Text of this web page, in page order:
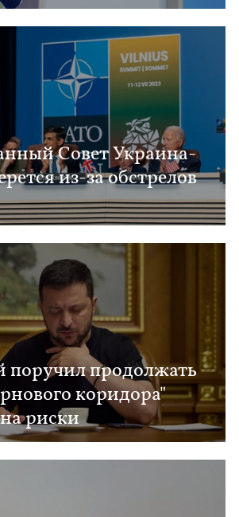
Совет Украина-
из-за обстрелов
поручил продолжать
коридора"
риски